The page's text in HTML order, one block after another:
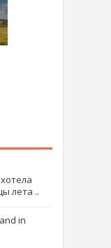
лета ..
in